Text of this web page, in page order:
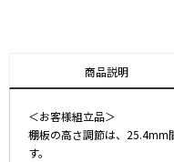
商品説明
＜お客様組立品＞
棚板の高さ調節は、25.4mm
す。